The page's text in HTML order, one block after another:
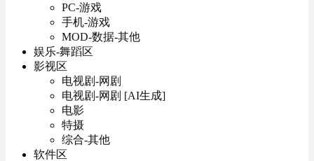
PC-游戏
手机-游戏
MOD-数据-其他
娱乐-舞蹈区
影视区
电视剧-网剧
电视剧-网剧 [AI生成]
电影
特摄
综合-其他
软件区